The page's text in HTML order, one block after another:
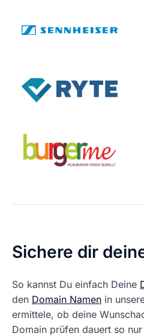
Sichere dir
So kannst Du einfach Deine
den Domain Namen in
ermittele, ob deine
Domain prüfen dauert so